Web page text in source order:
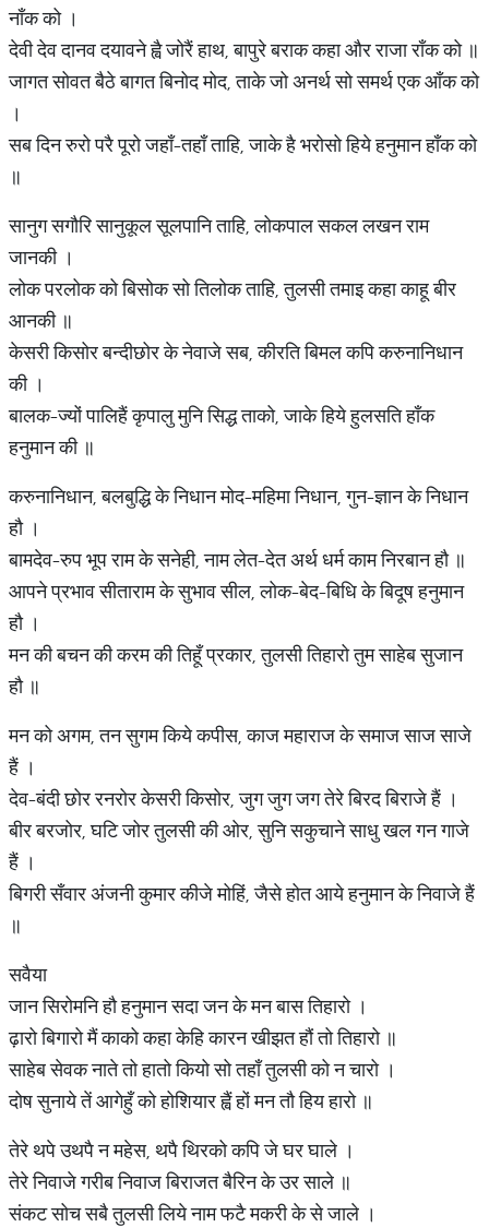
नाँक को ।
देवी देव दानव दयावने ह्वै जोरैं हाथ, बापुरे बराक कहा और राजा राँक को ॥
जागत सोवत बैठे बागत बिनोद मोद, ताके जो अनर्थ सो समर्थ एक आँक को
।
सब दिन रुरो परै पूरो जहाँ-तहाँ ताहि, जाके है भरोसो हिये हनुमान हाँक को
॥
सानुग सगौरि सानुकूल सूलपानि ताहि, लोकपाल सकल लखन राम
जानकी ।
लोक परलोक को बिसोक सो तिलोक ताहि, तुलसी तमाइ कहा काहू बीर
आनकी ॥
केसरी किसोर बन्दीछोर के नेवाजे सब, कीरति बिमल कपि करुनानिधान
की ।
बालक-ज्यों पालिहैं कृपालु मुनि सिद्ध ताको, जाके हिये हुलसति हाँक
हनुमान की ॥
करुनानिधान, बलबुद्धि के निधान मोद-महिमा निधान, गुन-ज्ञान के निधान
हौ ।
बामदेव-रुप भूप राम के सनेही, नाम लेत-देत अर्थ धर्म काम निरबान हौ ॥
आपने प्रभाव सीताराम के सुभाव सील, लोक-बेद-बिधि के बिदूष हनुमान
हौ ।
मन की बचन की करम की तिहूँ प्रकार, तुलसी तिहारो तुम साहेब सुजान
हौ ॥
मन को अगम, तन सुगम किये कपीस, काज महाराज के समाज साज साजे
हैं ।
देव-बंदी छोर रनरोर केसरी किसोर, जुग जुग जग तेरे बिरद बिराजे हैं ।
बीर बरजोर, घटि जोर तुलसी की ओर, सुनि सकुचाने साधु खल गन गाजे
हैं ।
बिगरी सँवार अंजनी कुमार कीजे मोहिं, जैसे होत आये हनुमान के निवाजे हैं
॥
सवैया
जान सिरोमनि हौ हनुमान सदा जन के मन बास तिहारो ।
ढ़ारो बिगारो मैं काको कहा केहि कारन खीझत हौं तो तिहारो ॥
साहेब सेवक नाते तो हातो कियो सो तहाँ तुलसी को न चारो ।
दोष सुनाये तें आगेहुँ को होशियार ह्वैं हों मन तौ हिय हारो ॥
तेरे थपे उथपै न महेस, थपै थिरको कपि जे घर घाले ।
तेरे निवाजे गरीब निवाज बिराजत बैरिन के उर साले ॥
संकट सोच सबै तुलसी लिये नाम फटै मकरी के से जाले ।